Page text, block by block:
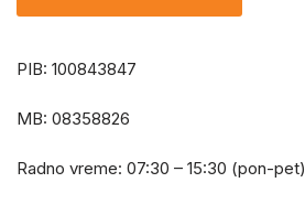
PIB: 100843847
MB: 08358826
Radno vreme: 07:30 – 15:30 (pon-pet)